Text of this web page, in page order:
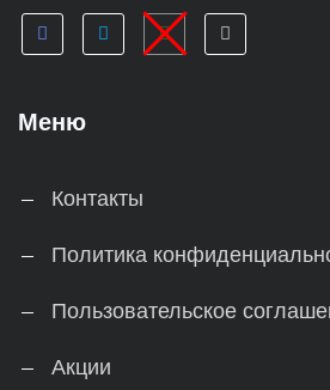
Меню
Контакты
Политика
Пользовательское
Акции